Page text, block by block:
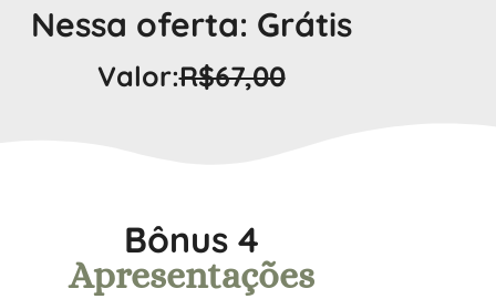
Nessa oferta: Grátis
Valor:R$67,00
Bônus 4
Apresentações